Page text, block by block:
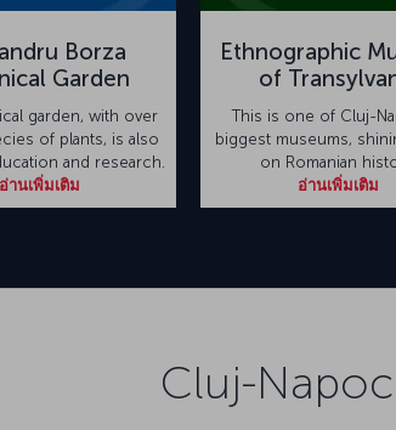
Borza
Garden
garden, with over
of plants, is also
and research.
อ่านเพิ่มเติม
Ethnographic
of
This is one of Cluj-
biggest museums,
on Romanian
อ่านเพิ่มเติม
Cluj-